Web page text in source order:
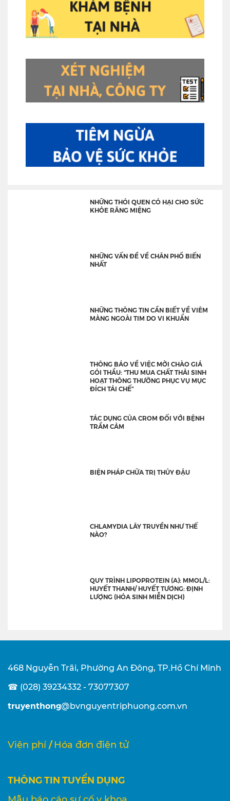
NHỮNG THÓI QUEN CÓ HẠI CHO SỨC
KHỎE RĂNG MIỆNG
NHỮNG VẤN ĐỀ VỀ CHÂN PHỔ BIẾN
NHẤT
NHỮNG THÔNG TIN CẦN BIẾT VỀ VIÊM
MÀNG NGOÀI TIM DO VI KHUẨN
THÔNG BÁO VỀ VIỆC MỜI CHÀO GIÁ
GÓI THẦU: “THU MUA CHẤT THẢI SINH
HOẠT THÔNG THƯỜNG PHỤC VỤ MỤC
ĐÍCH TÁI CHẾ”
TÁC DỤNG CỦA CROM ĐỐI VỚI BỆNH
TRẦM CẢM
BIỆN PHÁP CHỮA TRỊ THỦY ĐẬU
CHLAMYDIA LÂY TRUYỀN NHƯ THẾ
NÀO?
QUY TRÌNH LIPOPROTEIN (A): MMOL/L:
HUYẾT THANH/ HUYẾT TƯƠNG: ĐỊNH
LƯỢNG (HÓA SINH MIỄN DỊCH)
468 Nguyễn Trãi, Phường An Đông, TP.Hồ Chí Minh
☎ (028) 39234332 - 73077307
truyenthong@bvnguyentriphuong.com.vn
Viện phí / Hóa đơn điện tử
THÔNG TIN TUYỂN DỤNG